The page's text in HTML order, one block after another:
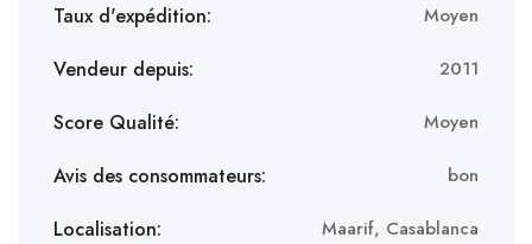
Taux d'expédition: Moyen
Vendeur depuis: 2011
Score Qualité: Moyen
Avis des consommateurs: bon
Localisation: Maarif, Casablanca